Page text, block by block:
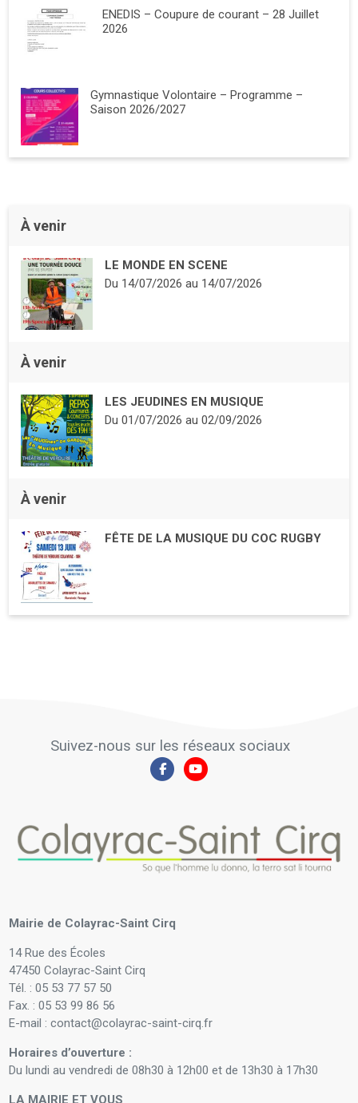
ENEDIS – Coupure de courant – 28 Juillet
2026
Gymnastique Volontaire – Programme –
Saison 2026/2027
À venir
LE MONDE EN SCENE
Du 14/07/2026au 14/07/2026
À venir
LES JEUDINES EN MUSIQUE
Du 01/07/2026au 02/09/2026
À venir
FÊTE DE LA MUSIQUE DU COC RUGBY
Suivez-nous sur les réseaux sociaux
Mairie de Colayrac-Saint Cirq
14 Rue des Écoles
47450 Colayrac-Saint Cirq
Tél. : 05 53 77 57 50
Fax. : 05 53 99 86 56
E-mail : contact@colayrac-saint-cirq.fr
Horaires d’ouverture :
Du lundi au vendredi de 08h30 à 12h00 et de 13h30 à 17h30
LA MAIRIE ET VOUS